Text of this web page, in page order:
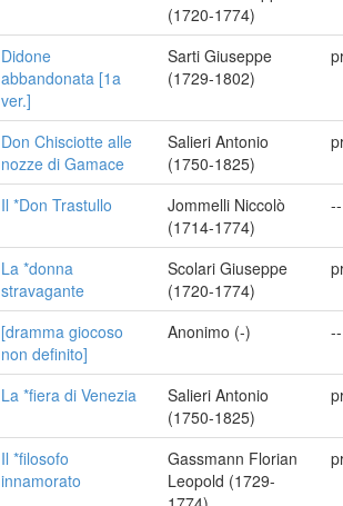
(1720-1774)
Didone
abbandonata [1a
ver.]
Sarti Giuseppe
(1729-1802)
Don Chisciotte alle
nozze di Gamace
Salieri Antonio
(1750-1825)
Il *Don Trastullo
Jommelli Niccolò
(1714-1774)
--
La *donna
stravagante
Scolari Giuseppe
(1720-1774)
[dramma giocoso
non definito]
Anonimo (-) --
La *fiera di Venezia
Salieri Antonio
(1750-1825)
Il *filosofo
innamorato
Gassmann Florian
Leopold (1729-